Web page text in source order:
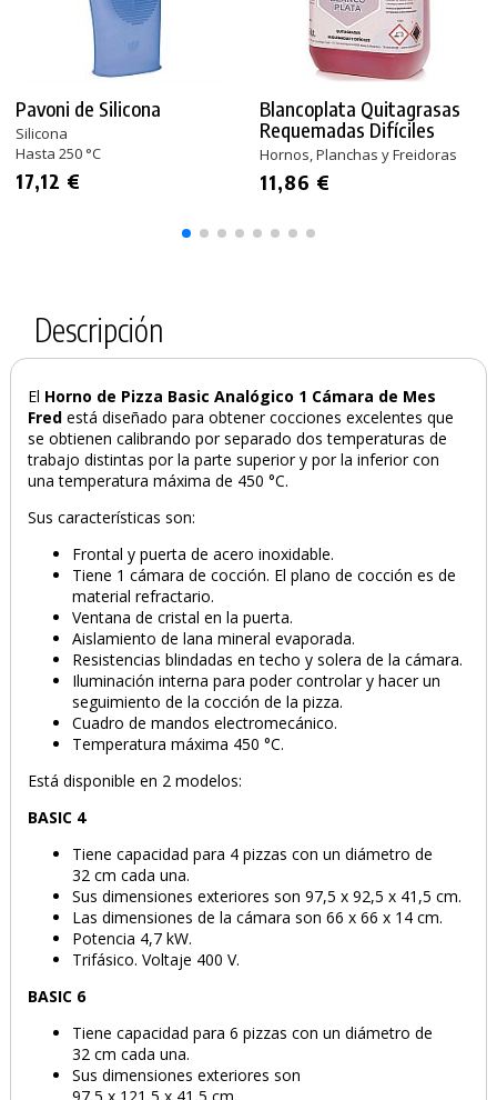
PRODUCTO AÑADIDO AL CARRITO
Pavoni de Silicona
Silicona
Hasta 250 °C
17,12 €
Blancoplata Quitagrasas
Requemadas Difíciles
Hornos, Planchas y Freidoras
11,86 €
Descripción
El Horno de Pizza Basic Analógico 1 Cámara de Mes
Fredestá diseñado para obtener cocciones excelentes que
se obtienen calibrando por separado dos temperaturas de
trabajo distintas por la parte superior y por la inferior con
una temperatura máxima de 450 °C.
Sus características son:
Frontal y puerta de acero inoxidable.
Tiene 1 cámara de cocción. El plano de cocción es de
material refractario.
Ventana de cristal en la puerta.
Aislamiento de lana mineral evaporada.
Resistencias blindadas en techo y solera de la cámara.
Iluminación interna para poder controlar y hacer un
seguimiento de la cocción de la pizza.
Cuadro de mandos electromecánico.
Temperatura máxima 450 °C.
Está disponible en 2 modelos:
BASIC 4
Tiene capacidad para 4 pizzas con un diámetro de
32 cm cada una.
Sus dimensiones exteriores son 97,5 x 92,5 x 41,5 cm.
Las dimensiones de la cámara son 66 x 66 x 14 cm.
Potencia 4,7 kW.
Trifásico. Voltaje 400 V.
BASIC 6
Tiene capacidad para 6 pizzas con un diámetro de
32 cm cada una.
Sus dimensiones exteriores son